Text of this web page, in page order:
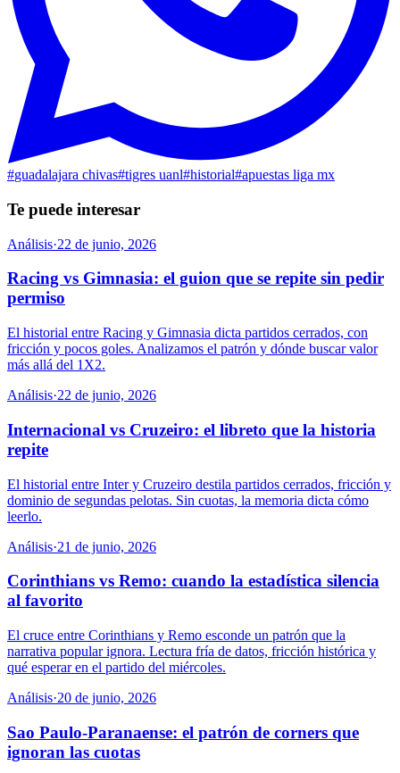
#guadalajara chivas#tigres uanl#historial#apuestas liga mx
Te puede interesar
Análisis·22 de junio, 2026
Racing vs Gimnasia: el guion que se repite sin pedir
permiso
El historial entre Racing y Gimnasia dicta partidos cerrados, con
fricción y pocos goles. Analizamos el patrón y dónde buscar valor
más allá del 1X2.
Análisis·22 de junio, 2026
Internacional vs Cruzeiro: el libreto que la historia
repite
El historial entre Inter y Cruzeiro destila partidos cerrados, fricción y
dominio de segundas pelotas. Sin cuotas, la memoria dicta cómo
leerlo.
Análisis·21 de junio, 2026
Corinthians vs Remo: cuando la estadística silencia
al favorito
El cruce entre Corinthians y Remo esconde un patrón que la
narrativa popular ignora. Lectura fría de datos, fricción histórica y
qué esperar en el partido del miércoles.
Análisis·20 de junio, 2026
Sao Paulo-Paranaense: el patrón de corners que
ignoran las cuotas